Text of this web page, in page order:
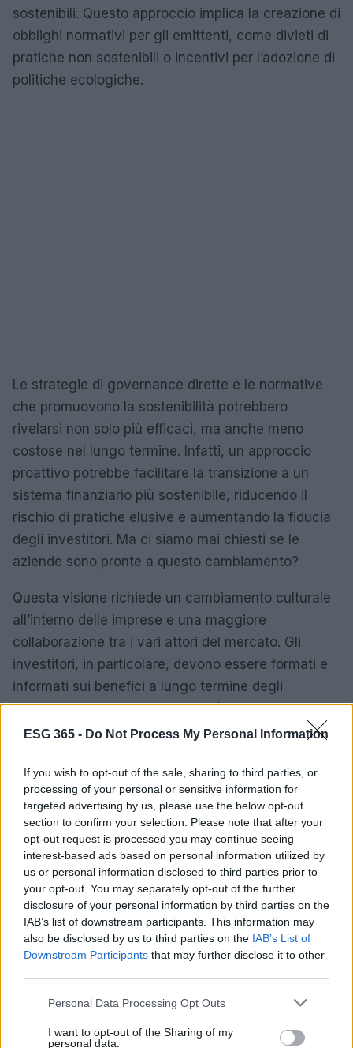
ESG 365 - Do Not Process My Personal Information
If you wish to opt-out of the sale, sharing to third parties, or
processing of your personal or sensitive information for
targeted advertising by us, please use the below opt-out
section to confirm your selection. Please note that after your
opt-out request is processed you may continue seeing
interest-based ads based on personal information utilized by
us or personal information disclosed to third parties prior to
your opt-out. You may separately opt-out of the further
disclosure of your personal information by third parties on the
IAB’s list of downstream participants. This information may
also be disclosed by us to third parties on the IAB’s List of
Downstream Participants that may further disclose it to other
Please note that this website/app uses one or more Google
not limited to your visit or usage behaviour. You may click to
Personal Data Processing Opt Outs
I want to opt-out of the Sharing of my
personal data.
sostenibili. Questo approccio implica la creazione di
obblighi normativi per gli emittenti, come divieti di
pratiche non sostenibili o incentivi per l’adozione di
politiche ecologiche.
Le strategie di governance dirette e le normative
che promuovono la sostenibilità potrebbero
rivelarsi non solo più efficaci, ma anche meno
costose nel lungo termine. Infatti, un approccio
proattivo potrebbe facilitare la transizione a un
sistema finanziario più sostenibile, riducendo il
rischio di pratiche elusive e aumentando la fiducia
degli investitori. Ma ci siamo mai chiesti se le
aziende sono pronte a questo cambiamento?
Questa visione richiede un cambiamento culturale
all’interno delle imprese e una maggiore
collaborazione tra i vari attori del mercato. Gli
investitori, in particolare, devono essere formati e
informati sui benefici a lungo termine degli
investimenti sostenibili. Solo così potremo costruire
un futuro dove la sostenibilità non è solo una parola
Conclusione: il futuro della finanza
sostenibile in Europa
La strada verso una finanza sostenibile in Europa è
costellata di sfide e opportunità. La Commissione
Europea ha intrapreso un’importante iniziativa di
semplificazione, ma è fondamentale che questo
non si traduca in un abbassamento degli standard
di sostenibilità.
equilibrio delicato tra competitività e responsabilità.